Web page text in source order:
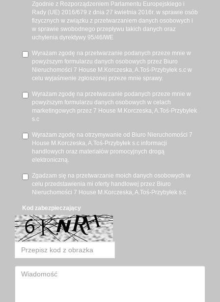
Zgodnie z Rozporządzeniem Parlamentu Europejskiego i
Rady (UE) 2016/679 z dnia 27 kwietnia 2016r. w sprawie osób
fizycznych w związku z przetwarzaniem danych osobowych i
w sprawie swobodnego przepływu takich danych oraz
uchylenia dyrektywy 95/46/WE
Wyrażam zgodę na przetwarzanie podanych przeze mnie w
powyższym formularzu danych osobowych przez Biuro
Nieruchomości 7 House M.Korczeska, A.Toś-Przybyłek s.c w
celu wyjaśnienie zgłoszonej przeze mnie sprawy.
Wyrażam zgodę na przetwarzanie podanych przeze mnie w
powyższym formularzu danych osobowych w celach
marketingowych przez 7 House M.Korczeska, A.Toś-Przybyłek
s.c
Wyrażam zgodę na otrzymywanie od Biuro Nieruchomości 7
House M.Korczeska, A.Toś-Przybyłek s.c informacji
handlowych oraz materiałów promocyjnych drogą
elektroniczną.
Zgadzam się na przetwarzanie moich danych osobowych w
celu przedstawienia mi oferty handlowej przez Biuro
Nieruchomości 7 House M.Korczeska, A.Toś-Przybyłek s.c
Kod zabezpieczający